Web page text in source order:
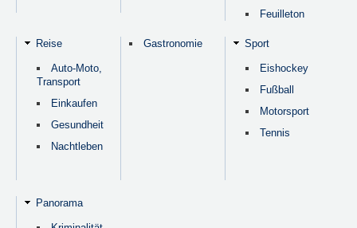
Feuilleton
Reise
Auto-Moto,
Transport
Einkaufen
Gesundheit
Nachtleben
Gastronomie Sport
Eishockey
Fußball
Motorsport
Tennis
Panorama